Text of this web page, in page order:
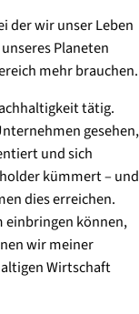
der wir unser Leben
Planeten
mehr brauchen.
tätig.
gesehen,
und sich
kümmert – und
dies erreichen.
einbringen können,
wir meiner
Wirtschaft